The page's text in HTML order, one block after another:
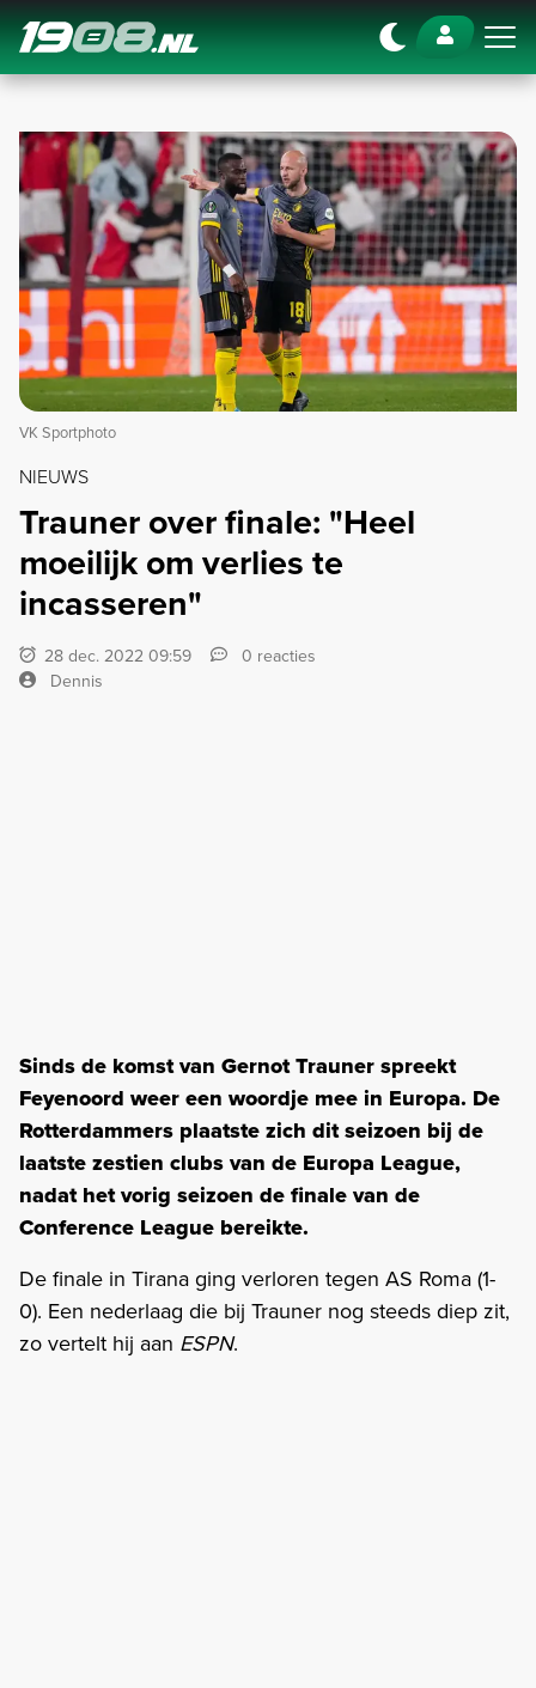
Navigation
VK Sportphoto
NIEUWS
Trauner over finale: "Heel
moeilijk om verlies te
incasseren"
28 dec. 2022 09:59
0 reacties
Dennis
Sinds de komst van Gernot Trauner spreekt
Feyenoord weer een woordje mee in Europa. De
Rotterdammers plaatste zich dit seizoen bij de
laatste zestien clubs van de Europa League,
nadat het vorig seizoen de finale van de
Conference League bereikte.
De finale in Tirana ging verloren tegen AS Roma (1-
0). Een nederlaag die bij Trauner nog steeds diep zit,
zo vertelt hij aan ESPN.